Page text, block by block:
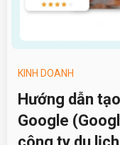
KINH DOANH
Hướng dẫn
Google